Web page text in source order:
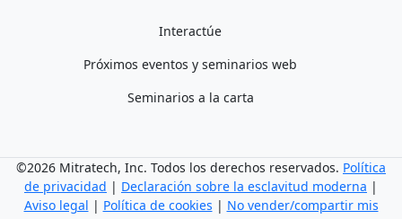
Interactúe
Próximos eventos y seminarios web
Seminarios a la carta
©2026 Mitratech, Inc. Todos los derechos reservados. Política
de privacidad | Declaración sobre la esclavitud moderna |
Aviso legal | Política de cookies | No vender/compartir mis